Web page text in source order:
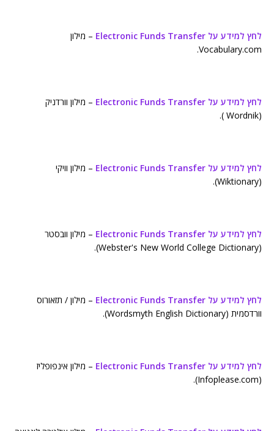
לחץ למידע על Electronic Funds Transfer
– מילון
Vocabulary.com.
לחץ למידע על Electronic Funds Transfer
– מילון וורדניק
(Wordnik ).
לחץ למידע על Electronic Funds Transfer
– מילון וויקי
(Wiktionary).
לחץ למידע על Electronic Funds Transfer
– מילון וובסטר
(Webster's New World College Dictionary).
לחץ למידע על Electronic Funds Transfer
– מילון / תזאורוס
וורדסמית (Wordsmyth English Dictionary).
לחץ למידע על Electronic Funds Transfer
– מילון אינפופליז
(Infoplease.com).